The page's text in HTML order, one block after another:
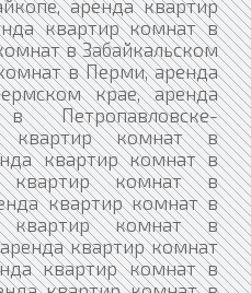
аренда квартир
квартир комнат в
в Забайкальском
в Перми, аренда
крае, аренда
Петропавловске-
квартир комнат в
квартир комнат в
квартир комнат в
квартир комнат в
квартир комнат в
квартир комнат
квартир комнат в